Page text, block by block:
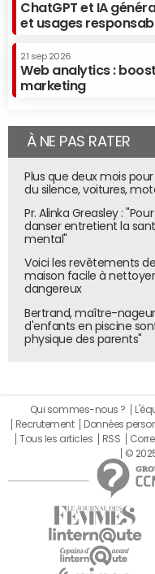
ChatGPT et IA
et usages
21 sep 2026
Web analytics :
marketing
À NE PAS RATER
Plus que deux mois
du silence, voitures,
Pr. Alinka Greasley :
danser entretient la
mental"
Voici les revêtements
maison facile à
dangereux
Bertrand, maître-
d'enfants en piscine
physique des parents"
Qui sommes-nous ?
Recrutement
Données
Tous les articles
RSS
©